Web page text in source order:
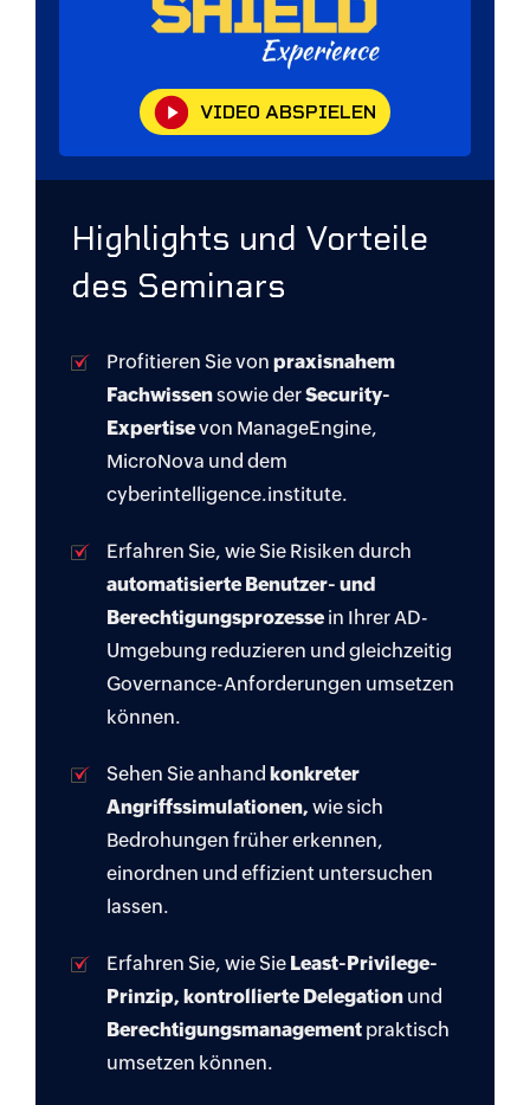
VIDEO ABSPIELEN
Highlights und Vorteile
des Seminars
Profitieren Sie von praxisnahem
Fachwissensowie derSecurity-
Expertisevon ManageEngine,
MicroNova und dem
cyberintelligence.institute.
Erfahren Sie, wie Sie Risiken durch
automatisierte Benutzer- und
Berechtigungsprozessein Ihrer AD-
Umgebung reduzieren und gleichzeitig
Governance-Anforderungen umsetzen
können.
Sehen Sie anhand konkreter
Angriffssimulationen, wie sich
Bedrohungen früher erkennen,
einordnen und effizient untersuchen
lassen.
Erfahren Sie, wie Sie Least-Privilege-
Prinzip, kontrollierte Delegation und
Berechtigungsmanagement praktisch
umsetzen können.